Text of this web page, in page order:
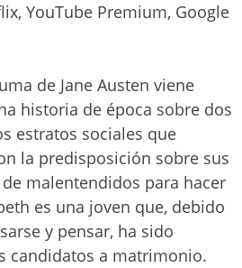
YouTube Premium, Google
de Jane Austen viene
historia de época sobre dos
estratos sociales que
la predisposición sobre sus
malentendidos para hacer
es una joven que, debido
y pensar, ha sido
candidatos a matrimonio.